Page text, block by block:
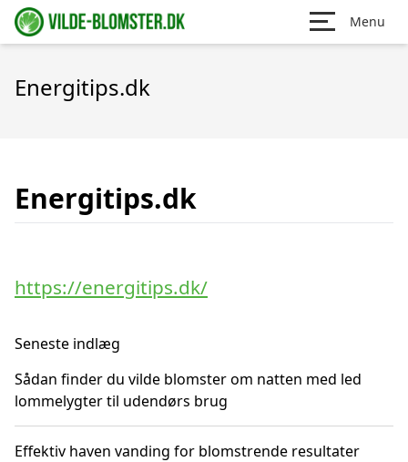
Menu
Energitips.dk
Energitips.dk
https://energitips.dk/
Seneste indlæg
Sådan finder du vilde blomster om natten med led
lommelygter til udendørs brug
Effektiv haven vanding for blomstrende resultater